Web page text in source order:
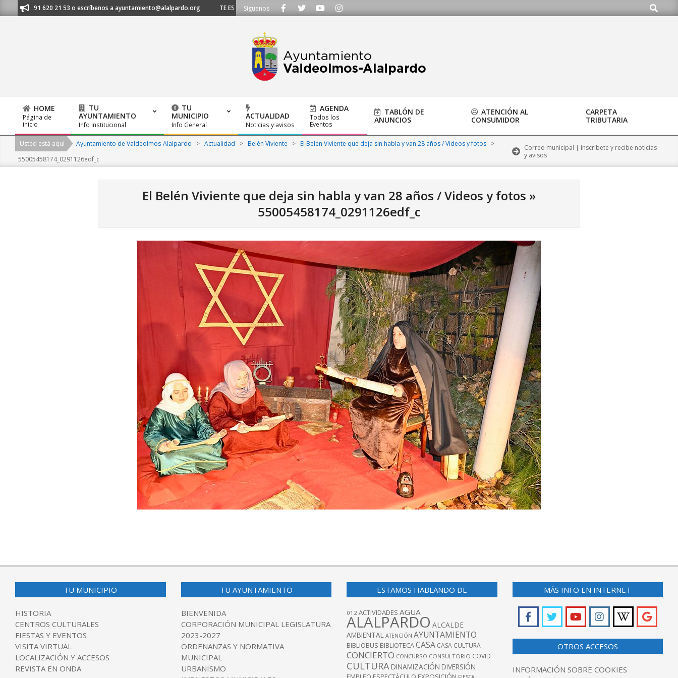
to
al 91 620 21 53 o escríbenos a ayuntamiento@alalpardo.org TE ESCUCHAMOS - Llámanos al 91 620 21 53 o escríbenos a ayuntamiento@alalpardo.org
Síguenos Buscar
Primary
Navigation
Menu
HOME
Página de
inicio
TU
AYUNTAMIENTO
Info Institucional
TU
MUNICIPIO
Info General
ACTUALIDAD
Noticias y avisos
AGENDA
Todos los
Eventos
TABLÓN DE
ANUNCIOS
ATENCIÓN AL
CONSUMIDOR
CARPETA
TRIBUTARIA
Usted está aquí Ayuntamiento de Valdeolmos-Alalpardo > Actualidad > Belén Viviente > El Belén Viviente que deja sin habla y van 28 años / Videos y fotos
>
55005458174_0291126edf_c
Correo municipal | Inscríbete y recibe noticias
y avisos
El Belén Viviente que deja sin habla y van 28 años / Videos y fotos »
55005458174_0291126edf_c
12-
TU MUNICIPIO
HISTORIA
CENTROS CULTURALES
FIESTAS Y EVENTOS
VISITA VIRTUAL
LOCALIZACIÓN Y ACCESOS
REVISTA EN ONDA
TU AYUNTAMIENTO
BIENVENIDA
CORPORACIÓN MUNICIPAL LEGISLATURA
2023-2027
ORDENANZAS Y NORMATIVA
MUNICIPAL
URBANISMO
ESTAMOS HABLANDO DE
012 ACTIVIDADES AGUA
ALALPARDO ALCALDE
AMBIENTAL ATENCIÓN AYUNTAMIENTO
BIBLIOBUS BIBLIOTECACASA CASA CULTURA
CONCIERTO CONCURSO CONSULTORIO COVID
CULTURA DINAMIZACIÓN DIVERSIÓN
MÁS INFO EN INTERNET
OTROS ACCESOS
INFORMACIÓN SOBRE COOKIES